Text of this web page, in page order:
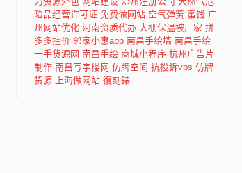
险品经营许可证 免费做网站 空气弹簧 蜜饯 广
州网站优化 河南资质代办 大棚保温被厂家 拼
多多控价 邻家小惠app 南昌手绘墙 南昌手绘
一手货源网 南昌手绘 商城小程序 杭州广告片
制作 南昌写字楼网 仿牌空间 抗投诉vps 仿牌
货源 上海做网站 復刻錶